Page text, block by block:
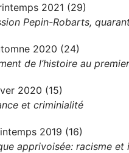
2021 (29)
Pepin-Robarts,
2020 (24)
de l’histoire au
2020 (15)
et criminialité
2019 (16)
apprivoisée: racisme